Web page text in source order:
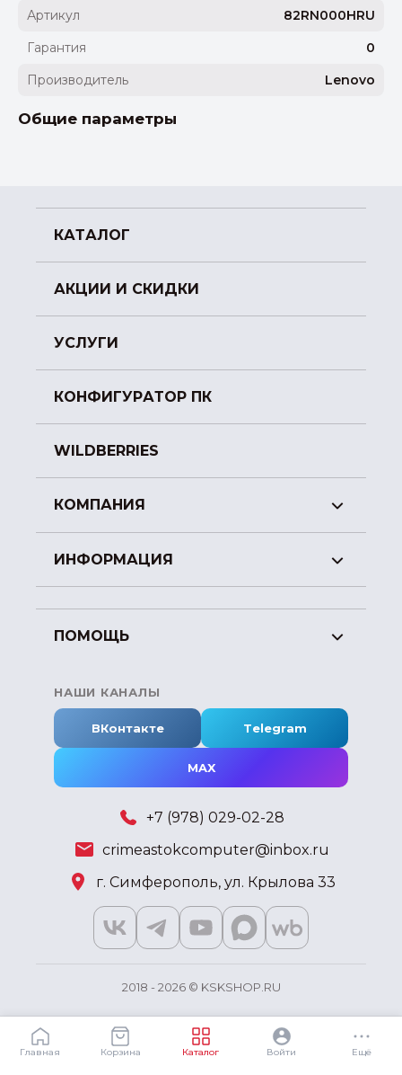
Главная Корзина Каталог Войти Ещё
Артикул
82RN000HRU
Гарантия
0
Производитель
Lenovo
Общие параметры
КАТАЛОГ
АКЦИИ И СКИДКИ
УСЛУГИ
КОНФИГУРАТОР ПК
WILDBERRIES
КОМПАНИЯ
ИНФОРМАЦИЯ
ПОМОЩЬ
НАШИ КАНАЛЫ
ВКонтакте Telegram
MAX
+7 (978) 029-02-28
crimeastokcomputer@inbox.ru
г. Симферополь, ул. Крылова 33
2018 - 2026 © KSKSHOP.RU